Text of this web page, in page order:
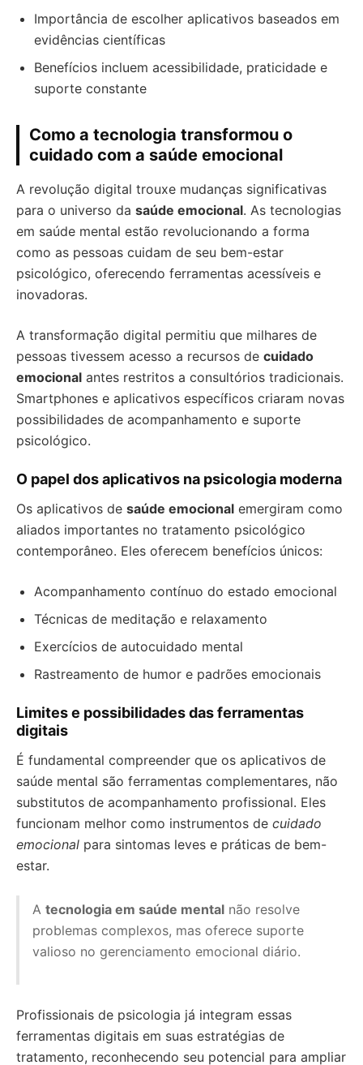
Importância de escolher aplicativos baseados em
evidências científicas
Benefícios incluem acessibilidade, praticidade e
suporte constante
Como a tecnologia transformou o
cuidado com a saúde emocional
A revolução digital trouxe mudanças significativas
para o universo da saúde emocional. As tecnologias
em saúde mental estão revolucionando a forma
como as pessoas cuidam de seu bem-estar
psicológico, oferecendo ferramentas acessíveis e
inovadoras.
A transformação digital permitiu que milhares de
pessoas tivessem acesso a recursos de cuidado
emocional antes restritos a consultórios tradicionais.
Smartphones e aplicativos específicos criaram novas
possibilidades de acompanhamento e suporte
psicológico.
O papel dos aplicativos na psicologia moderna
Os aplicativos de saúde emocional emergiram como
aliados importantes no tratamento psicológico
contemporâneo. Eles oferecem benefícios únicos:
Acompanhamento contínuo do estado emocional
Técnicas de meditação e relaxamento
Exercícios de autocuidado mental
Rastreamento de humor e padrões emocionais
Limites e possibilidades das ferramentas
digitais
É fundamental compreender que os aplicativos de
saúde mental são ferramentas complementares, não
substitutos de acompanhamento profissional. Eles
funcionam melhor como instrumentos de cuidado
emocional para sintomas leves e práticas de bem-
estar.
A tecnologia em saúde mental não resolve
problemas complexos, mas oferece suporte
valioso no gerenciamento emocional diário.
Profissionais de psicologia já integram essas
ferramentas digitais em suas estratégias de
tratamento, reconhecendo seu potencial para ampliar